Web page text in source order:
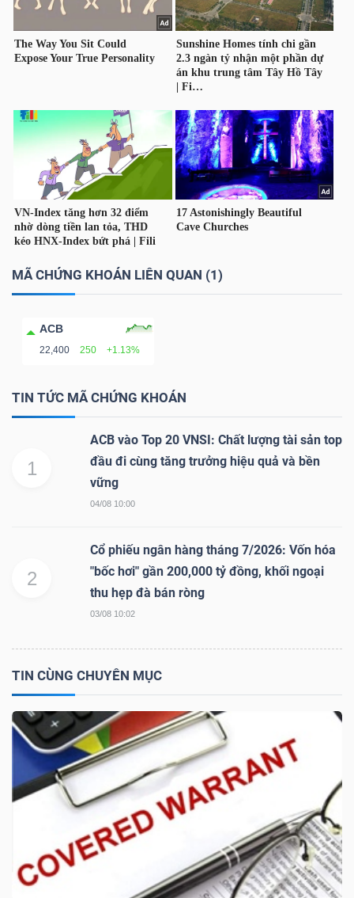
MÃ CHỨNG KHOÁN LIÊN QUAN (1)
ACB
22,400 250 +1.13%
TIN TỨC MÃ CHỨNG KHOÁN
1
ACB vào Top 20 VNSI: Chất lượng tài sản top
đầu đi cùng tăng trưởng hiệu quả và bền
vững
04/08 10:00
2
Cổ phiếu ngân hàng tháng 7/2026: Vốn hóa
"bốc hơi" gần 200,000 tỷ đồng, khối ngoại
thu hẹp đà bán ròng
03/08 10:02
TIN CÙNG CHUYÊN MỤC
GIỚI
TÀI
CHÍNH
CÁ
NHÂN
MÔ
NGHIỆP
CỔ
PHIẾU